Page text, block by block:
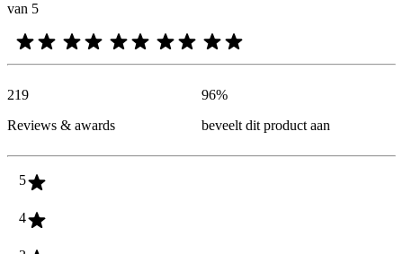
van 5
219
Reviews & awards
96%
beveelt dit product aan
5
4